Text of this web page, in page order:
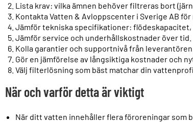
Lista krav: vilka ämnen behöver filtreras bort
Kontakta Vatten & Avloppscenter i Sverige AB
Jämför tekniska specifikationer:
Jämför service och underhållskostnader över tid.
Kolla garantier och supportnivå från leverantören.
Gör en jämförelse av långsiktiga kostnader och
Välj filterlösning som bäst matchar din
När och varför detta är viktigt
När ditt vatten innehåller flera föroreningar som